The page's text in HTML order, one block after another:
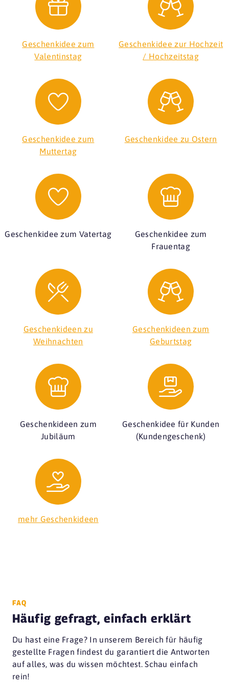
Geschenkidee zum
Valentinstag
Geschenkidee zur Hochzeit
/ Hochzeitstag
Geschenkidee zum
Muttertag
Geschenkidee zu Ostern
Geschenkidee zum Vatertag
Geschenkidee zum
Frauentag
Geschenkideen zu
Weihnachten
Geschenkideen zum
Geburtstag
Geschenkideen zum
Jubiläum
Geschenkidee für Kunden
(Kundengeschenk)
mehr Geschenkideen
FAQ
Häufig gefragt, einfach erklärt
Du hast eine Frage? In unserem Bereich für häufig
gestellte Fragen findest du garantiert die Antworten
auf alles, was du wissen möchtest. Schau einfach
rein!